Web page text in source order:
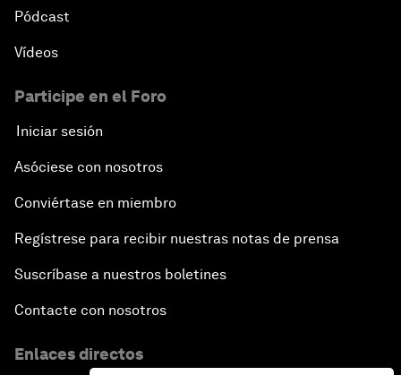
Pódcast
Vídeos
Participe en el Foro
Iniciar sesión
Asóciese con nosotros
Conviértase en miembro
Regístrese para recibir nuestras notas de prensa
Suscríbase a nuestros boletines
Contacte con nosotros
Enlaces directos